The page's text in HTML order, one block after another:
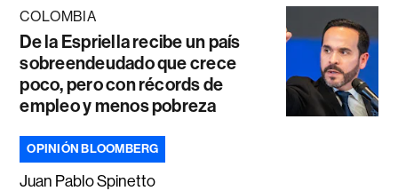
COLOMBIA
De la Espriella recibe un país
sobreendeudado que crece
poco, pero con récords de
empleo y menos pobreza
OPINIÓN BLOOMBERG
Juan Pablo Spinetto